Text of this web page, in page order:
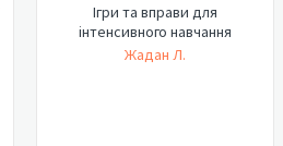
Ігри та вправи для
інтенсивного навчання
Жадан Л.